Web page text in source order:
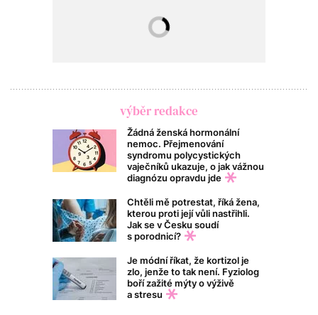
výběr redakce
Žádná ženská hormonální
nemoc. Přejmenování
syndromu polycystických
vaječníků ukazuje, o jak vážnou
diagnózu opravdu jde
Chtěli mě potrestat, říká žena,
kterou proti její vůli nastřihli.
Jak se v Česku soudí
s porodnicí?
Je módní říkat, že kortizol je
zlo, jenže to tak není. Fyziolog
boří zažité mýty o výživě
a stresu